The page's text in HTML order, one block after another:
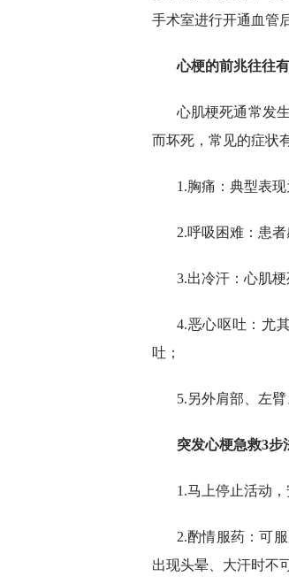
手术室进行开通血管
心梗的前兆往往
心肌梗死通常发
而坏死，常见的症状
1.胸痛：典型表
2.呼吸困难：患
3.出冷汗：心肌
4.恶心呕吐：尤
吐；
5.另外肩部、左
突发心梗急救3步
1.马上停止活动
2.酌情服药：可
出现头晕、大汗时不